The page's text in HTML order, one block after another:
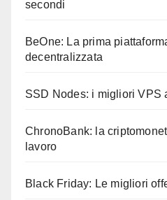
secondi
BeOne: La prima
decentralizzata
SSD Nodes: i migliori VPS
ChronoBank: la
lavoro
Black Friday: Le migliori